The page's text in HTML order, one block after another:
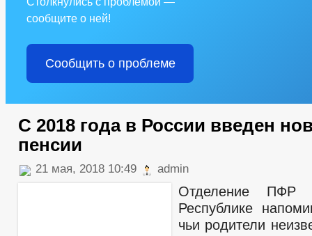
сообщите о ней!
Сообщить о проблеме
С 2018 года в России введен
пенсии
21 мая, 2018 10:49 admin
Отделение ПФР
Республике
чьи родители